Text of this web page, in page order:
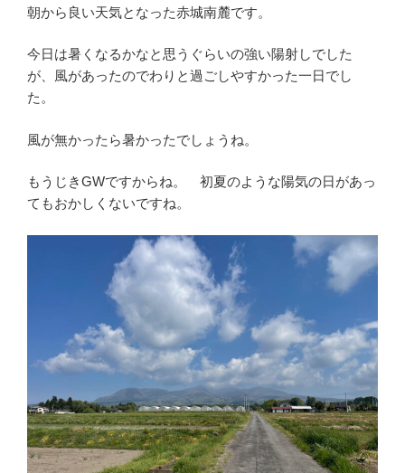
朝から良い天気となった赤城南麓です。
今日は暑くなるかなと思うぐらいの強い陽射しでした
が、風があったのでわりと過ごしやすかった一日でし
た。
風が無かったら暑かったでしょうね。
もうじきGWですからね。 初夏のような陽気の日があっ
てもおかしくないですね。